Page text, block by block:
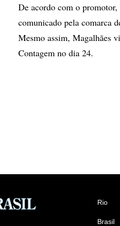
De acordo com o
comunicado pela comarca
Mesmo assim, Magalhães
Contagem no dia 24.
Rio
Brasil